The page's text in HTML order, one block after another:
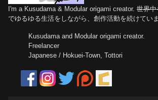
I'm a Kusudama & Modular origami creator. 世界中
でゆるゆる生活をしながら、創作活動を続けていま
Kusudama and Modular origami creator.
Freelancer
Japanese / Hokuei-Town, Tottori